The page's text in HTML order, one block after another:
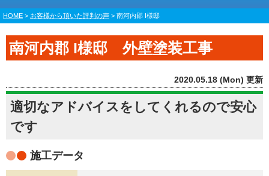
HOME > お客様から頂いた評判の声 > 南河内郡 I様邸
南河内郡 I様邸 外壁塗装工事
2020.05.18 (Mon) 更新
適切なアドバイスをしてくれるので安心
です
施工データ